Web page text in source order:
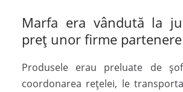
Marfa era vândută la
preț unor firme partenere
Produsele erau preluate de
coordonarea rețelei, le